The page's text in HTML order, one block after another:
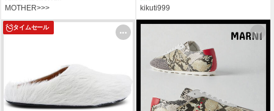
MOTHER>>> kikuti999
タイムセール